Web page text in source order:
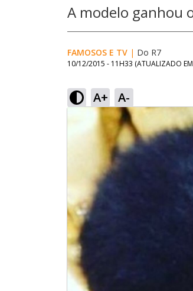
A modelo ganhou
FAMOSOS E TV | Do R7
10/12/2015 - 11H33 (ATUALIZADO EM
A+ A-